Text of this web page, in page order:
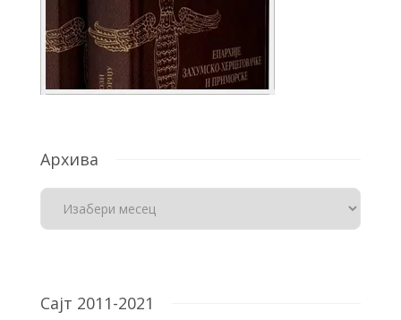
Архива
Сајт 2011-2021